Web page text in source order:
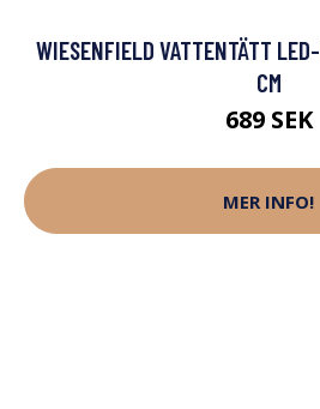
WIESENFIELD VATTENTÄTT
CM
689 SEK
MER INFO!